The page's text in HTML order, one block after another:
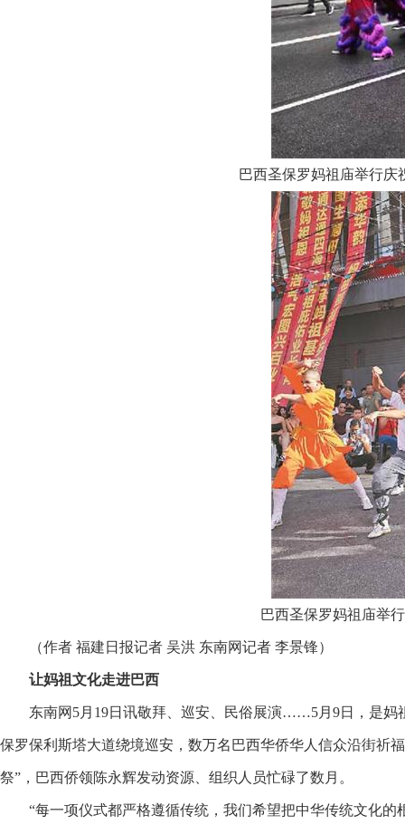
巴西圣保罗妈祖庙举行庆
巴西圣保罗妈祖庙举
（作者 福建日报记者 吴洪 东南网记者 李景锋）
让妈祖文化走进巴西
东南网5月19日讯敬拜、巡安、民俗展演……5月9日，是妈
保罗保利斯塔大道绕境巡安，数万名巴西华侨华人信众沿街祈
祭”，巴西侨领陈永辉发动资源、组织人员忙碌了数月。
“每一项仪式都严格遵循传统，我们希望把中华传统文化的